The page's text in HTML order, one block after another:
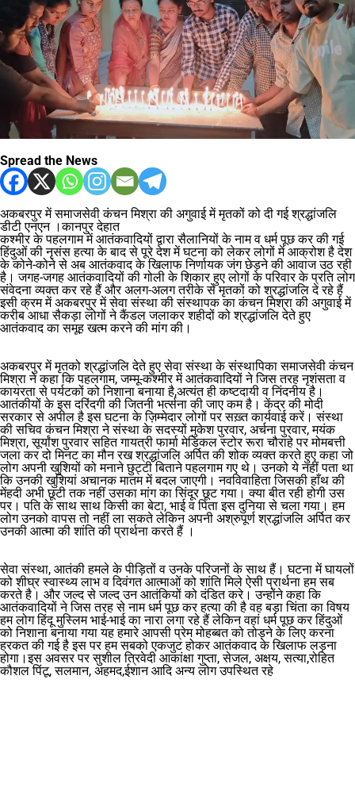
Spread the News
अकबरपुर में समाजसेवी कंचन मिश्रा की अगुवाई में मृतकों को दी गई श्रद्धांजलि
डीटी एनएन ।कानपुर देहात
कश्मीर के पहलगाम में आतंकवादियों द्वारा सैलानियों के नाम व धर्म पूछ कर की गई
हिंदुओं की नृसंस हत्या के बाद से पूरे देश में घटना को लेकर लोगों में आक्रोश है देश
के कोने-कोने से अब आतंकवाद के खिलाफ निर्णायक जंग छेड़ने की आवाज उठ रही
है। जगह-जगह आतंकवादियों की गोली के शिकार हुए लोगों के परिवार के प्रति लोग
संवेदना व्यक्त कर रहे हैं और अलग-अलग तरीके से मृतकों को श्रद्धांजलि दे रहे हैं
इसी क्रम में अकबरपुर में सेवा संस्था की संस्थापक का कंचन मिश्रा की अगुवाई में
करीब आधा सैकड़ा लोगों ने कैंडल जलाकर शहीदों को श्रद्धांजलि देते हुए
आतंकवाद का समूह खत्म करने की मांग की।
अकबरपुर में मृतको श्रद्धांजलि देते हुए सेवा संस्था के संस्थापिका समाजसेवी कंचन
मिश्रा ने कहा कि पहलगाम, जम्मू-कश्मीर में आतंकवादियों ने जिस तरह नृशंसता व
कायरता से पर्यटकों को निशाना बनाया है,अत्यंत ही कष्टदायी व निंदनीय है।
आतंकीयों के इस दरिंदगी की जितनी भर्त्सना की जाए कम है। केंद्र की मोदी
सरकार से अपील है इस घटना के ज़िम्मेदार लोगों पर सख़्त कार्यवाई करें। संस्था
की सचिव कंचन मिश्रा ने संस्था के सदस्यों मुकेश पुरवार, अर्चना पुरवार, मयंक
मिश्रा, सूर्यांश पुरवार सहित गायत्री फार्मा मेडिकल स्टोर रूरा चौराहे पर मोमबत्ती
जला कर दो मिनट का मौन रख श्रद्धांजलि अर्पित की शोक व्यक्त करते हुए कहा जो
लोग अपनी खुशियों को मनाने छुट्टी बिताने पहलगाम गए थे। उनको ये नहीं पता था
कि उनकी खुशियां अचानक मातम में बदल जाएगी। नवविवाहिता जिसकी हाँथ की
मेंहदी अभी छूटी तक नहीं उसका मांग का सिंदूर छूट गया। क्या बीत रही होगी उस
पर। पति के साथ साथ किसी का बेटा, भाई व पिता इस दुनिया से चला गया। हम
लोग उनको वापस तो नहीं ला सकते लेकिन अपनी अश्रुपूर्ण श्रद्धांजलि अर्पित कर
उनकी आत्मा की शांति की प्रार्थना करते हैं ।
सेवा संस्था, आतंकी हमले के पीड़ितों व उनके परिजनों के साथ हैं। घटना में घायलों
को शीघ्र स्वास्थ्य लाभ व दिवंगत आत्माओं को शांति मिले ऐसी प्रार्थना हम सब
करते है। और जल्द से जल्द उन आतंकियों को दंडित करे। उन्होंने कहा कि
आतंकवादियों ने जिस तरह से नाम धर्म पूछ कर हत्या की है वह बड़ा चिंता का विषय
हम लोग हिंदू मुस्लिम भाई-भाई का नारा लगा रहे हैं लेकिन वहां धर्म पूछ कर हिंदुओं
को निशाना बनाया गया यह हमारे आपसी प्रेम मोहब्बत को तोड़ने के लिए करना
हरकत की गई है इस पर हम सबको एकजुट होकर आतंकवाद के खिलाफ लड़ना
होगा।इस अवसर पर सुशील त्रिवेदी आकांक्षा गुप्ता, सेजल, अक्षय, सत्या,रोहित
कौशल पिंटू, सलमान, अहमद,ईशान आदि अन्य लोग उपस्थित रहे